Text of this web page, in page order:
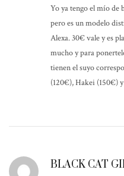
Yo ya tengo el mío de
pero es un modelo
Alexa. 30€ vale y es
mucho y para
tienen el suyo
(120€), Hakei (150€)
BLACK CAT